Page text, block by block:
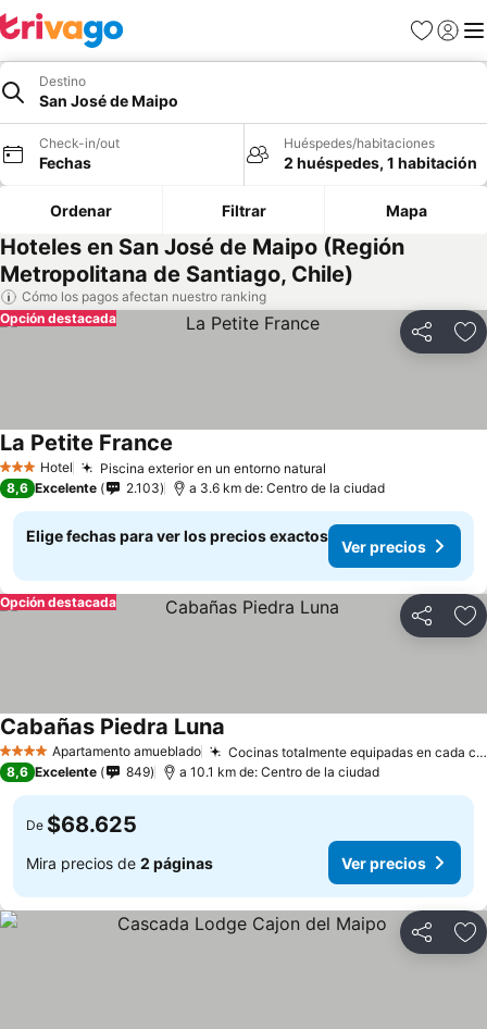
Favoritos
Iniciar
Destino
San José de Maipo
Check-in/out
Fechas
Huéspedes/habitaciones
2 huéspedes, 1 habitación
Ordenar Filtrar Mapa
Hoteles en San José de Maipo (Región
Metropolitana de Santiago, Chile)
Cómo los pagos afectan nuestro ranking
Compartir
Opción destacada
3 Estrellas
Hotel Piscina exterior en un entorno natural
La Petite France
8,6 Excelente 2.103 a 3.6 km de: Centro de la ciudad
Elige fechas para ver los precios exactos
Ver precios
Compartir
Opción destacada
4 EstrellasApartamento amueblado Cocinas totalmente equipadas en cada cabaña
Cabañas Piedra Luna
8,6 Excelente 849 a 10.1 km de: Centro de la ciudad
De $68.625
Mira precios de 2 páginas Ver precios
Compartir